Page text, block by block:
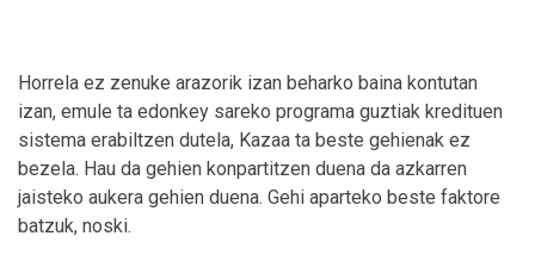
Horrela ez zenuke arazorik izan beharko baina kontutan
izan, emule ta edonkey sareko programa guztiak kredituen
sistema erabiltzen dutela, Kazaa ta beste gehienak ez
bezela. Hau da gehien konpartitzen duena da azkarren
jaisteko aukera gehien duena. Gehi aparteko beste faktore
batzuk, noski.